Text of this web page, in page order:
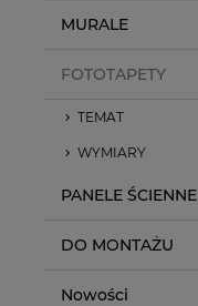
MURALE
FOTOTAPETY
TEMAT
WYMIARY
PANELE ŚCIENNE
DO MONTAŻU
Nowości